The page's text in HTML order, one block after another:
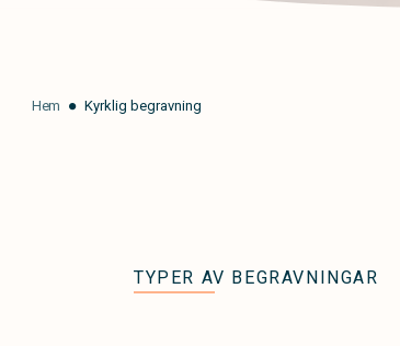
Hem Kyrklig begravning
TYPER AV BEGRAVNINGAR